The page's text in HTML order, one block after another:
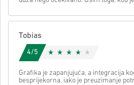
Tobias
4/5
Grafika je zapanjujuća, a integracija
besprijekorna, iako je preuzimanje